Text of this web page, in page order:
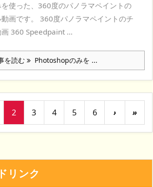
使った、360度のパノラマペイントの
画です。 360度パノラマペイントのチ
画 360 Speedpaint ...
を読む Photoshopのみを ...
2 3 4 5 6 › »
リンク